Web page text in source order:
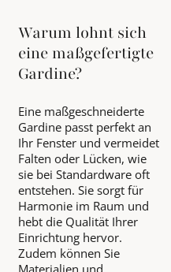
Warum lohnt sich
eine maßgefertigte
Gardine?
Eine maßgeschneiderte
Gardine passt perfekt an
Ihr Fenster und vermeidet
Falten oder Lücken, wie
sie bei Standardware oft
entstehen. Sie sorgt für
Harmonie im Raum und
hebt die Qualität Ihrer
Einrichtung hervor.
Zudem können Sie